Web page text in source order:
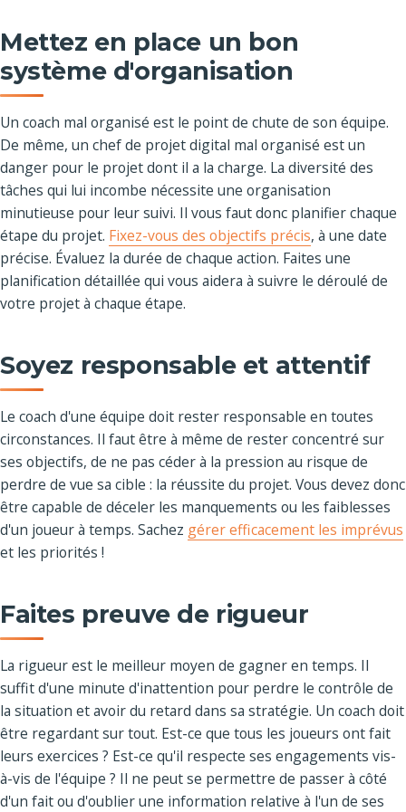
Mettez en place un bon
système d'organisation
Un coach mal organisé est le point de chute de son équipe.
De même, un chef de projet digital mal organisé est un
danger pour le projet dont il a la charge. La diversité des
tâches qui lui incombe nécessite une organisation
minutieuse pour leur suivi. Il vous faut donc planifier chaque
étape du projet. Fixez-vous des objectifs précis, à une date
précise. Évaluez la durée de chaque action. Faites une
planification détaillée qui vous aidera à suivre le déroulé de
votre projet à chaque étape.
Soyez responsable et attentif
Le coach d'une équipe doit rester responsable en toutes
circonstances. Il faut être à même de rester concentré sur
ses objectifs, de ne pas céder à la pression au risque de
perdre de vue sa cible : la réussite du projet. Vous devez donc
être capable de déceler les manquements ou les faiblesses
d'un joueur à temps. Sachez gérer efficacement les imprévus
et les priorités !
Faites preuve de rigueur
La rigueur est le meilleur moyen de gagner en temps. Il
suffit d'une minute d'inattention pour perdre le contrôle de
la situation et avoir du retard dans sa stratégie. Un coach doit
être regardant sur tout. Est-ce que tous les joueurs ont fait
leurs exercices ? Est-ce qu'il respecte ses engagements vis-
à-vis de l'équipe ? Il ne peut se permettre de passer à côté
d'un fait ou d'oublier une information relative à l'un de ses